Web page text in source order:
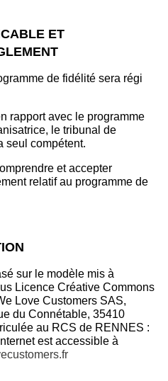
ET
de fidélité sera régi
rapport avec le programme
le tribunal de
seul compétent.
et accepter
relatif au programme de
sur le modèle mis à
Licence Créative Commons
Love Customers SAS,
du Connétable, 35410
au RCS de RENNES :
est accessible à